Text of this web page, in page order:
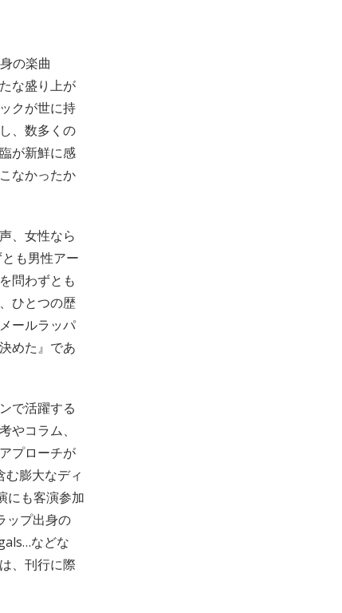
の楽曲
な盛り上が
クが世に持
、数多くの
が新鮮に感
なかったか
、女性なら
も男性アー
問わずとも
ひとつの歴
ールラッパ
めた』であ
で活躍する
やコラム、
プローチが
膨大なディ
にも客演参加
ップ出身の
などな
、刊行に際